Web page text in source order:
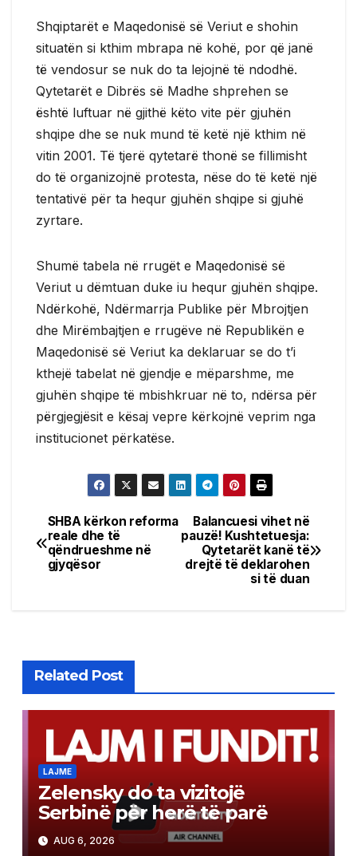
Shqiptarët e Maqedonisë së Veriut e shohin
situatën si kthim mbrapa në kohë, por që janë
të vendosur se nuk do ta lejojnë të ndodhë.
Qytetarët e Dibrës së Madhe shprehen se
është luftuar në gjithë këto vite për gjuhën
shqipe dhe se nuk mund të ketë një kthim në
vitin 2001. Të tjerë qytetarë thonë se fillimisht
do të organizojnë protesta, nëse do të ketë një
tentativë për ta hequr gjuhën shqipe si gjuhë
zyrtare.
Shumë tabela në rrugët e Maqedonisë së
Veriut u dëmtuan duke iu hequr gjuhën shqipe.
Ndërkohë, Ndërmarrja Publike për Mbrojtjen
dhe Mirëmbajtjen e rrugëve në Republikën e
Maqedonisë së Veriut ka deklaruar se do t’i
kthejë tabelat në gjendje e mëparshme, me
gjuhën shqipe të mbishkruar në to, ndërsa për
përgjegjësit e kësaj vepre kërkojnë veprim nga
institucionet përkatëse.
Post
navigation
Balancuesi vihet në
pauzë! Kushtetuesja:
Qytetarët kanë të
drejtë të deklarohen
si të duan
SHBA kërkon reforma
reale dhe të
qëndrueshme në
gjyqësor
Related Post
LAJME
Zelensky do ta vizitojë
Serbinë për herë të parë
AUG 6, 2026